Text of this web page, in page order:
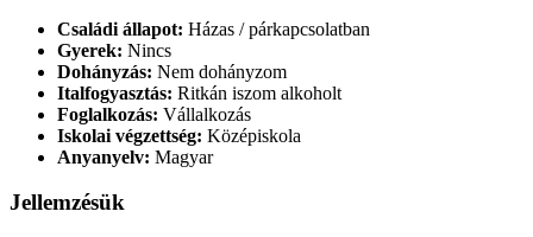
Családi állapot: Házas / párkapcsolatban
Gyerek: Nincs
Dohányzás: Nem dohányzom
Italfogyasztás: Ritkán iszom alkoholt
Foglalkozás: Vállalkozás
Iskolai végzettség: Középiskola
Anyanyelv: Magyar
Jellemzésük